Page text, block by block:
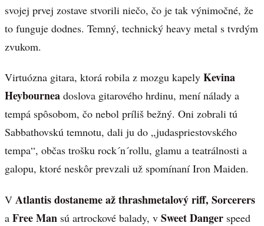
svojej prvej zostave stvorili niečo, čo je tak výnimočné, že
to funguje dodnes. Temný, technický heavy metal s tvrdým
zvukom.
Virtuózna gitara, ktorá robila z mozgu kapely Kevina
Heybournea doslova gitarového hrdinu, mení nálady a
tempá spôsobom, čo nebol príliš bežný. Oni zobrali tú
Sabbathovskú temnotu, dali ju do „judaspriestovského
tempa“, občas trošku rock´n´rollu, glamu a teatrálnosti a
galopu, ktoré neskôr prevzali už spomínaní Iron Maiden.
V Atlantis dostaneme až thrashmetalový riff, Sorcerers
a Free Man sú artrockové balady, v Sweet Danger speed